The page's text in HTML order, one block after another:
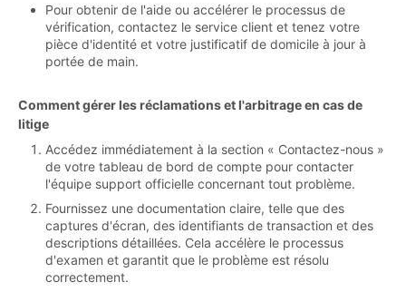
Pour obtenir de l'aide ou accélérer le processus de
vérification, contactez le service client et tenez votre
pièce d'identité et votre justificatif de domicile à jour à
portée de main.
Comment gérer les réclamations et l'arbitrage en cas de
litige
Accédez immédiatement à la section « Contactez-nous »
de votre tableau de bord de compte pour contacter
l'équipe support officielle concernant tout problème.
Fournissez une documentation claire, telle que des
captures d'écran, des identifiants de transaction et des
descriptions détaillées. Cela accélère le processus
d'examen et garantit que le problème est résolu
correctement.